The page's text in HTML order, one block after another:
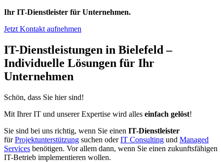
Ihr IT-Dienstleister für Unternehmen.
Jetzt Kontakt aufnehmen
IT-Dienstleistungen in Bielefeld –
Individuelle Lösungen für Ihr
Unternehmen
Schön, dass Sie hier sind!
Mit Ihrer IT und unserer Expertise wird alles einfach gelöst!
Sie sind bei uns richtig, wenn Sie einen IT-Dienstleister
fürProjektunterstützung suchen oderIT Consulting und Managed
Services benötigen. Vor allem dann, wenn Sie einen zukunftsfähigen
IT-Betrieb implementieren wollen.